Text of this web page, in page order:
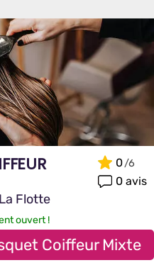
Flotte
0
0 avis
ouvert !
Coiffeur Mixte